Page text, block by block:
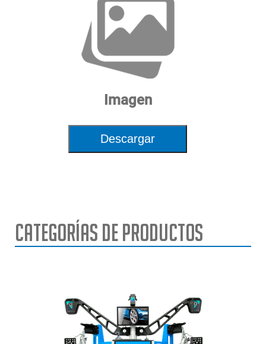
Diámetro máximo de la rueda
3,300 lbs. | 1,500 kg
Peso máximo de la rueda
Fuente de alimentación
Imagen
Descargar
Categorías de Productos